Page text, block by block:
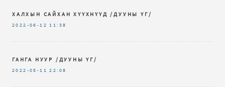
ХАЛХЫН САЙХАН ХҮҮХНҮҮД /ДУУНЫ ҮГ/
2022-06-12 11:38
ГАНГА НУУР /ДУУНЫ ҮГ/
2022-05-11 22:08